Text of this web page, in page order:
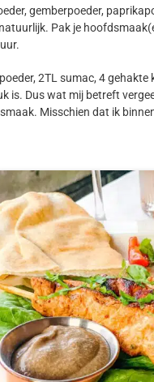
gemberpoeder,
Pak je
2TL sumac, 4 gehakte
Dus wat mij betreft
Misschien dat ik